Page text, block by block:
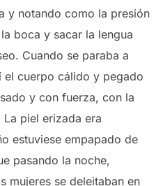
y notando como la presión
boca y sacar la lengua
Cuando se paraba a
el cuerpo cálido y pegado
y con fuerza, con la
piel erizada era
estuviese empapado de
pasando la noche,
mujeres se deleitaban en